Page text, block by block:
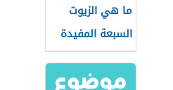
ما هي الزيوت
السبعة المفيدة
للشعر